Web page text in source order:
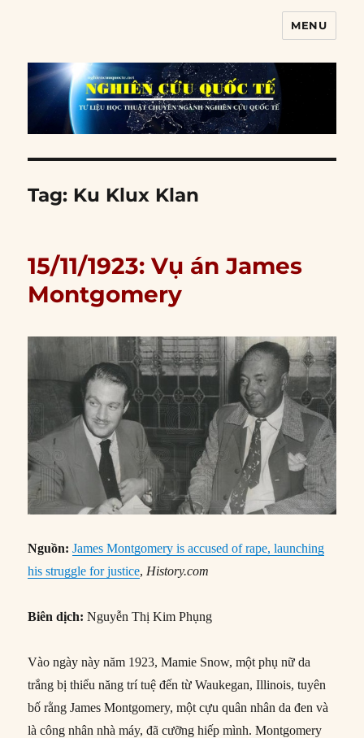
MENU
Tag: Ku Klux Klan
15/11/1923: Vụ án James
Montgomery
Nguồn:James Montgomery is accused of rape, launching
his struggle for justice, History.com
Biên dịch: Nguyễn Thị Kim Phụng
Vào ngày này năm 1923, Mamie Snow, một phụ nữ da
trắng bị thiểu năng trí tuệ đến từ Waukegan, Illinois, tuyên
bố rằng James Montgomery, một cựu quân nhân da đen và
là công nhân nhà máy, đã cưỡng hiếp mình. Montgomery